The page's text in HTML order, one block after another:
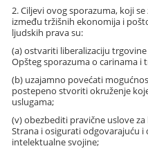
2. Ciljevi ovog sporazuma, koji
između tržišnih ekonomija i
ljudskih prava su:
(a) ostvariti liberalizaciju
Opšteg sporazuma o carinama i
(b) uzajamno povećati
postepeno stvoriti okruženje
uslugama;
(v) obezbediti pravične uslove
Strana i osigurati odgovarajuću
intelektualne svojine;